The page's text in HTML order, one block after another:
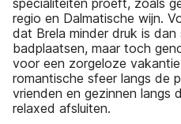
specialiteiten proeft, zoals
regio en Dalmatische wijn.
dat Brela minder druk is dan
badplaatsen, maar toch
voor een zorgeloze
romantische sfeer langs de
vrienden en gezinnen langs
relaxed afsluiten.